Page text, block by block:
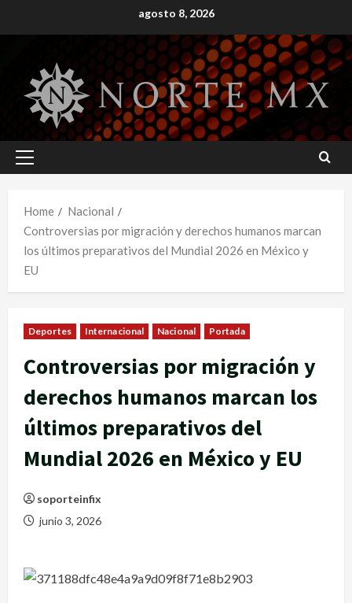
to
agosto 8, 2026
Primary
Home
Nacional
Controversias por migración y derechos humanos marcan
los últimos preparativos del Mundial 2026 en México y
EU
Deportes Internacional Nacional Portada
Controversias por migración y
derechos humanos marcan los
últimos preparativos del
Mundial 2026 en México y EU
soporteinfix
junio 3, 2026